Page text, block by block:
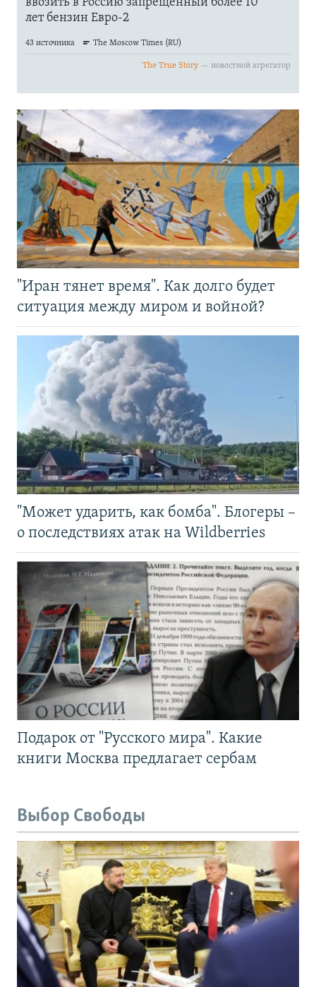
"Иран тянет время". Как долго будет
ситуация между миром и войной?
"Может ударить, как бомба". Блогеры –
о последствиях атак на Wildberries
Подарок от "Русского мира". Какие
книги Москва предлагает сербам
Выбор Свободы